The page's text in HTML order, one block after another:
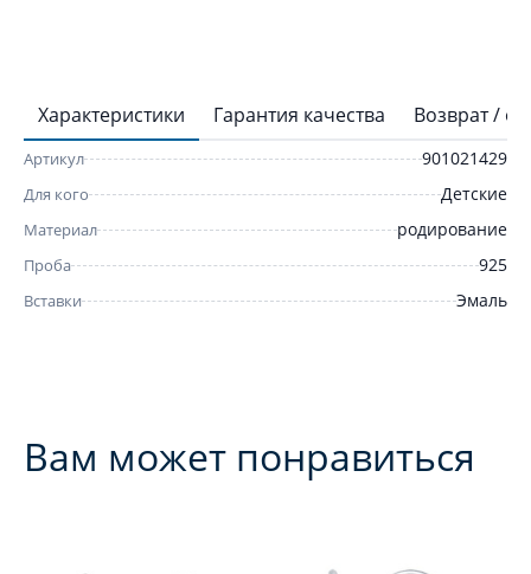
Характеристики Гарантия качества Возврат /
Артикул 901021429
Для кого Детские
Материал родирование
Проба 925
Вставки Эмаль
Вам может понравиться